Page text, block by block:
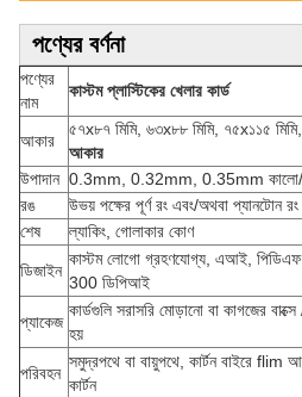
পণ্যের বর্ণনা
পণ্যের
নাম
কাস্টম প্লাস্টিকের খেলার কার্ড
আকার
৫৭x৮৭ মিমি, ৬৩x৮৮ মিমি, ৭৫x১১৫
আকার
উপাদান 0.3mm, 0.32mm, 0.35mm কালো/
রঙ
উভয় পক্ষের পূর্ণ রং এবং/অথবা প্যানটোন
শেষ
ল্যাকিং, গোলাকার কোণ
ডিজাইন
কাস্টম লোগো গ্রহণযোগ্য, এআই,
300 ডিপিআই
প্যাকেজ
কার্ডগুলি সরাসরি মোড়ানো বা কাগজের বাক্সে
হয়
পরিবহন
সমুদ্রপথে বা বায়ুপথে, কার্টন বাইরে flim
কার্টন